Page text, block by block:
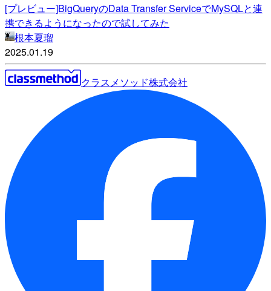
[プレビュー]BigQueryのData Transfer ServiceでMySQLと連
携できるようになったので試してみた
根本夏瑠
2025.01.19
クラスメソッド株式会社